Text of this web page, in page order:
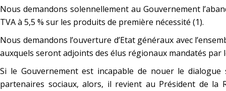
Nous demandons solennellement au Gouvernement
TVA à 5,5 % sur les produits de première nécessité (1).
Nous demandons l’ouverture d’Etat généraux avec
auxquels seront adjoints des élus régionaux mandatés par
Si le Gouvernement est incapable de nouer le dialogue
partenaires sociaux, alors, il revient au Président de la